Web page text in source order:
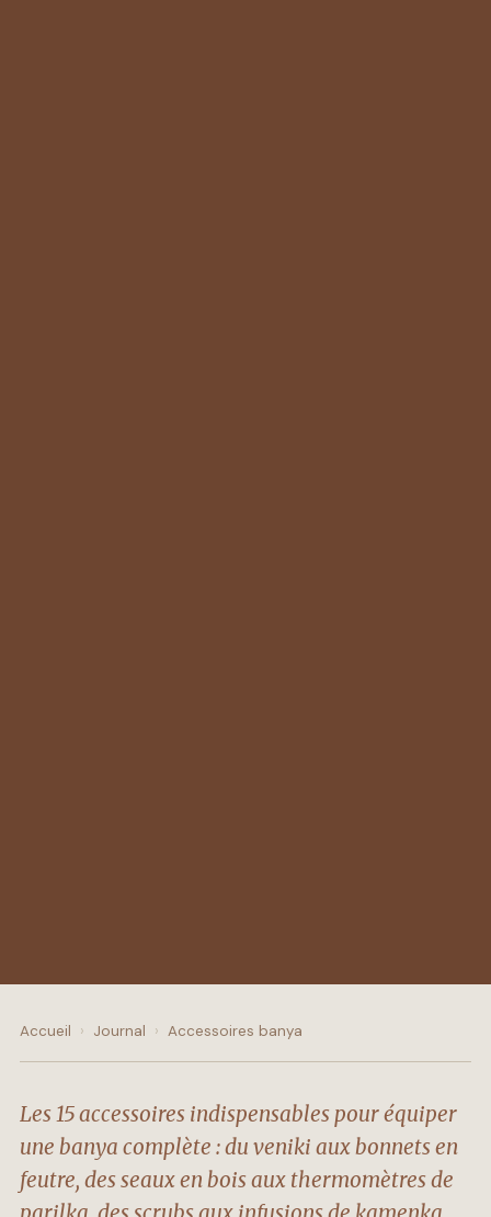
Accueil › Journal › Accessoires banya
Les 15 accessoires indispensables pour équiper
une banya complète : du veniki aux bonnets en
feutre, des seaux en bois aux thermomètres de